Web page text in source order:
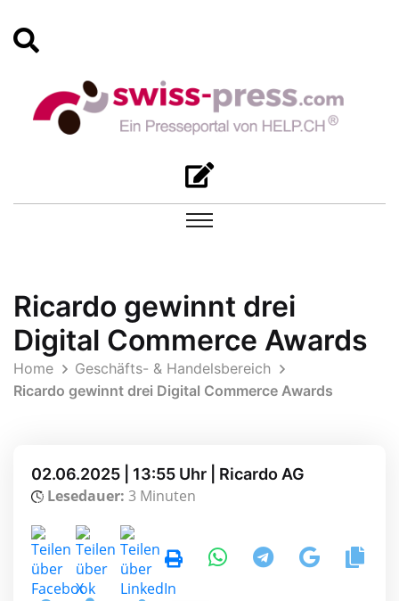
Ricardo gewinnt drei
Digital Commerce Awards
Home
Geschäfts- & Handelsbereich
Ricardo gewinnt drei Digital Commerce Awards
02.06.2025 | 13:55 Uhr | Ricardo AG
Lesedauer: 3 Minuten